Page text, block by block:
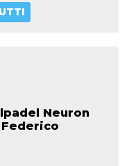
Neuron